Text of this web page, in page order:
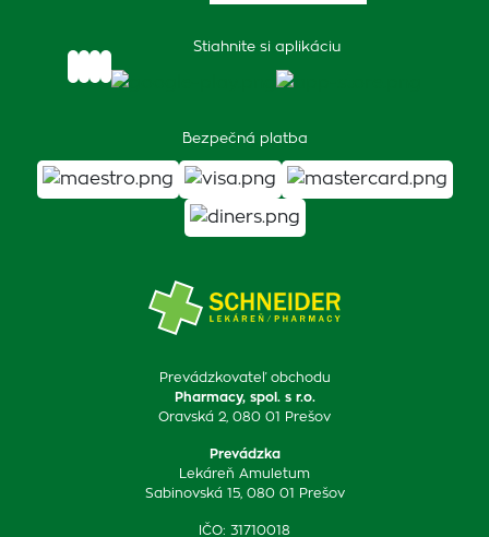
Prevádzkovateľ obchodu
Pharmacy, spol. s r.o.
Oravská 2, 080 01 Prešov
Prevádzka
Lekáreň Amuletum
Sabinovská 15, 080 01 Prešov
IČO: 31710018
Stiahnite si aplikáciu
Bezpečná platba